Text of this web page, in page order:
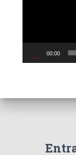
c
e
00:00